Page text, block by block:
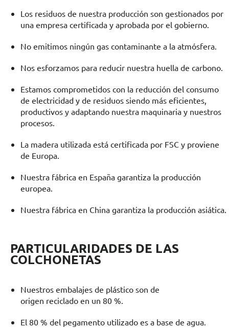
Los residuos de nuestra producción son gestionados por
una empresa certificada y aprobada por el gobierno.
No emitimos ningún gas contaminante a la atmósfera.
Nos esforzamos para reducir nuestra huella de carbono.
Estamos comprometidos con la reducción del consumo
de electricidad y de residuos siendo más eficientes,
productivos y adaptando nuestra maquinaria y nuestros
procesos.
La madera utilizada está certificada por FSC y proviene
de Europa.
Nuestra fábrica en España garantiza la producción
europea.
Nuestra fábrica en China garantiza la producción asiática.
PARTICULARIDADES DE LAS
COLCHONETAS
Nuestros embalajes de plástico son de
origen reciclado en un 80 %.
El 80 % del pegamento utilizado es a base de agua.